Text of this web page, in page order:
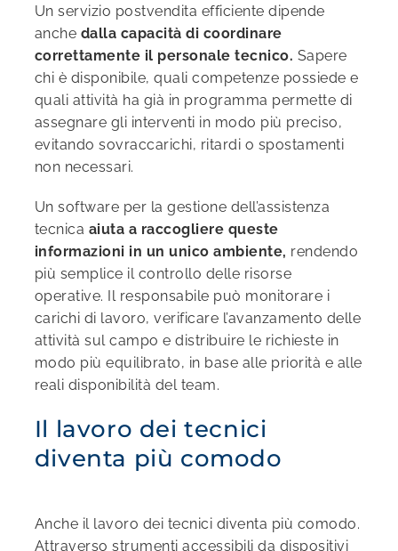
Un servizio postvendita efficiente dipende
anche dalla capacità di coordinare
correttamente il personale tecnico. Sapere
chi è disponibile, quali competenze possiede e
quali attività ha già in programma permette di
assegnare gli interventi in modo più preciso,
evitando sovraccarichi, ritardi o spostamenti
non necessari.
Un software per la gestione dell’assistenza
tecnica aiuta a raccogliere queste
informazioni in un unico ambiente, rendendo
più semplice il controllo delle risorse
operative. Il responsabile può monitorare i
carichi di lavoro, verificare l’avanzamento delle
attività sul campo e distribuire le richieste in
modo più equilibrato, in base alle priorità e alle
reali disponibilità del team.
Il lavoro dei tecnici
diventa più comodo
Anche il lavoro dei tecnici diventa più comodo.
Attraverso strumenti accessibili da dispositivi